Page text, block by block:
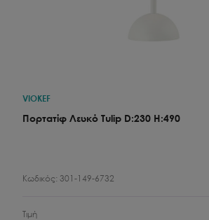
VIOKEF
Πορτατίφ Λευκό Tulip D:230 H:490
Κωδικός: 301-149-6732
Τιμή